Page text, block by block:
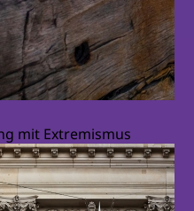
mit Extremismus